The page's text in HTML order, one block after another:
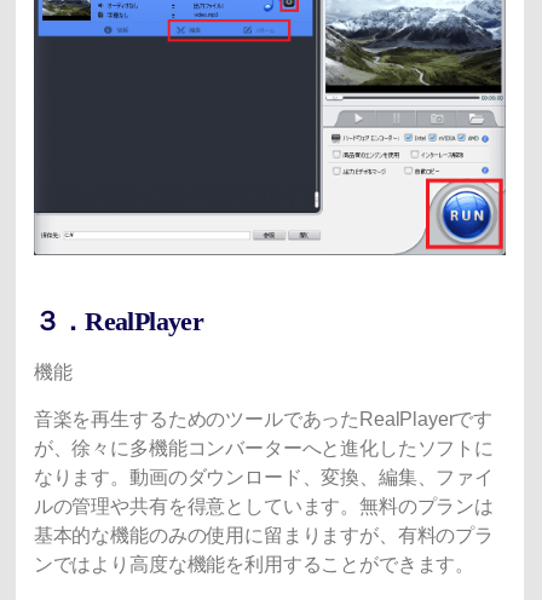
３．RealPlayer
機能
音楽を再生するためのツールであったRealPlayerです
が、徐々に多機能コンバーターへと進化したソフトに
なります。動画のダウンロード、変換、編集、ファイ
ルの管理や共有を得意としています。無料のプランは
基本的な機能のみの使用に留まりますが、有料のプラ
ンではより高度な機能を利用することができます。